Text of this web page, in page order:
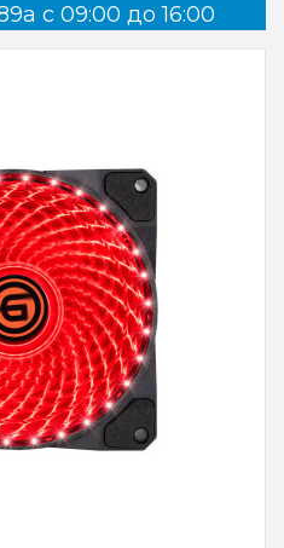
с 09:00 до 16:00